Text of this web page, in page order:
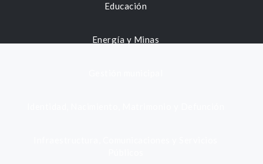
Educación
Energía y Minas